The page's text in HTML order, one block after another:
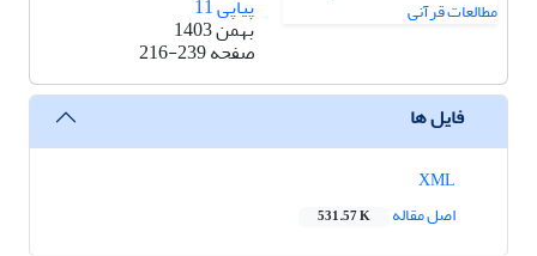
پیاپی 11
بهمن 1403
صفحه216-239
فایل ها
اصل مقاله
531.57 K